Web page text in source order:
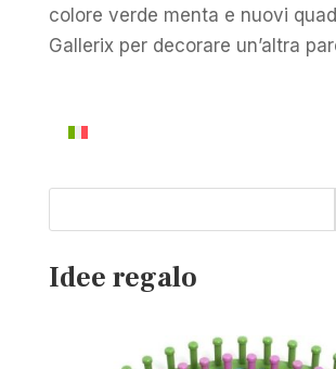
colore verde menta e nuovi
Gallerix per decorare un’altra
Idee regalo